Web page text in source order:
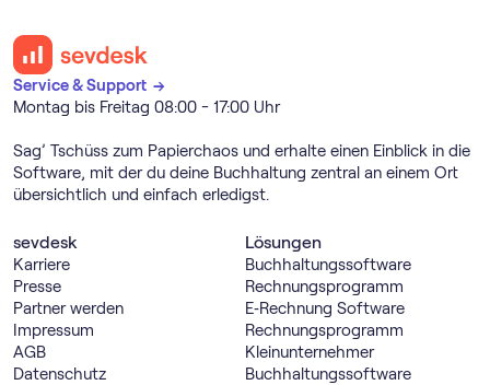
Service & Support →
Montag bis Freitag 08:00 - 17:00 Uhr
Sag’ Tschüss zum Papierchaos und erhalte einen Einblick in die
Software, mit der du deine Buchhaltung zentral an einem Ort
übersichtlich und einfach erledigst.
sevdesk
Karriere
Presse
Partner werden
Impressum
AGB
Datenschutz
Lösungen
Buch­haltungs­software
Rechnungs­programm
E‑Rechnung Software
Rechnungs­programm
Kleinunternehmer
Buch­haltungs­software